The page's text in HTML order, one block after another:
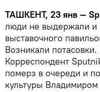
ТАШКЕНТ, 23 янв —
люди не выдержали и
выставочного
Возникали
Корреспондент
померз в очереди и
культуры